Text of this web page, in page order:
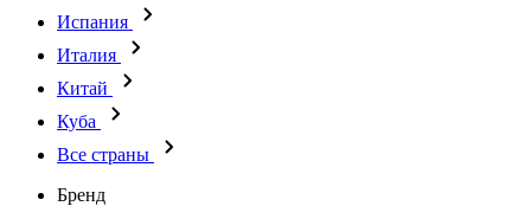
Испания
Италия
Китай
Куба
Все страны
Бренд